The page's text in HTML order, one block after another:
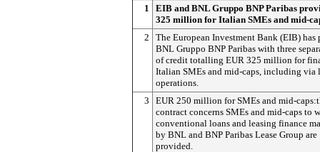
1
EIB and BNL Gruppo BNP Paribas
325 million for Italian SMEs and mid-
2
The European Investment Bank (EIB) has
BNL Gruppo BNP Paribas with three
of credit totalling EUR 325 million for
Italian SMEs and mid-caps, including via
operations.
3
EUR 250 million for SMEs and mid-
contract concerns SMEs and mid-caps to
conventional loans and leasing finance
by BNL and BNP Paribas Lease Group are
provided.